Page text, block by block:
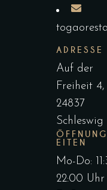
ADRESSE
Auf der
Freiheit 4,
24837
Schleswig
EITEN
Mo-Do:
22:00 Uhr